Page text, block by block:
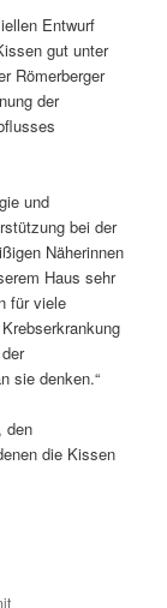
Entwurf
gut unter
Römerberger
der
und
bei der
Näherinnen
Haus sehr
für viele
sie denken.“
den
die Kissen